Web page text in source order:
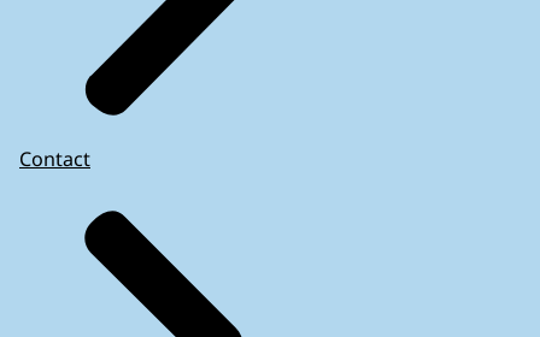
Contact